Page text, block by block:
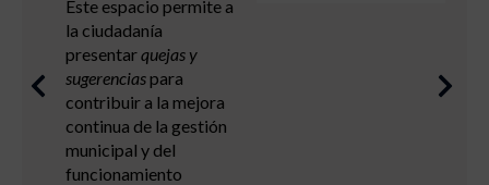
Mejora tus
capacidades.
Ver más